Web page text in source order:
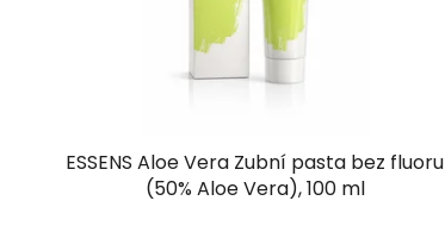
ESSENS Aloe Vera Zubní pasta bez fluoru
(50% Aloe Vera), 100 ml